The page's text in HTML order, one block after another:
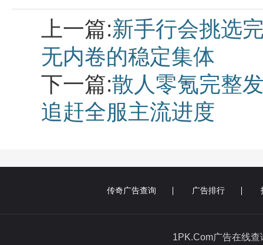
上一篇:新手行会挑选
无内卷的稳定集体
下一篇:散人零氪完整
追赶全服主流进度
传奇广告查询 广告排行
1PK.Com广告在